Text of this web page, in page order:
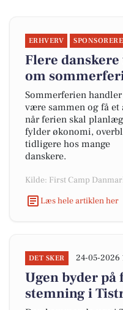
ERHVERV
Flere
om
Sommerferien
være sammen og få et
når ferien skal
fylder økonomi,
tidligere hos mange
danskere.
Kilde: First Camp
Læs hele artiklen her
DET SKER 24-05-2026
Ugen byder
stemning i